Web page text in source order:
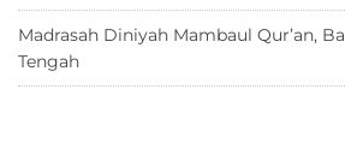
Madrasah Diniyah Mambaul Qur’an,
Tengah